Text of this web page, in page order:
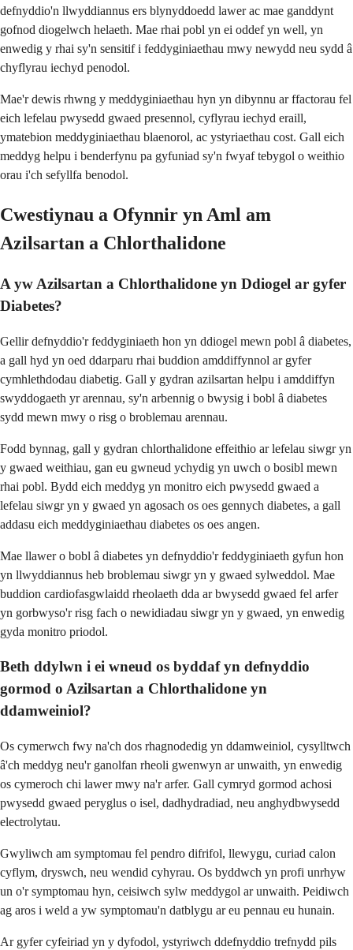
defnyddio'n llwyddiannus ers blynyddoedd lawer ac mae ganddynt
gofnod diogelwch helaeth. Mae rhai pobl yn ei oddef yn well, yn
enwedig y rhai sy'n sensitif i feddyginiaethau mwy newydd neu sydd â
chyflyrau iechyd penodol.
Mae'r dewis rhwng y meddyginiaethau hyn yn dibynnu ar ffactorau fel
eich lefelau pwysedd gwaed presennol, cyflyrau iechyd eraill,
ymatebion meddyginiaethau blaenorol, ac ystyriaethau cost. Gall eich
meddyg helpu i benderfynu pa gyfuniad sy'n fwyaf tebygol o weithio
orau i'ch sefyllfa benodol.
Cwestiynau a Ofynnir yn Aml am
Azilsartan a Chlorthalidone
A yw Azilsartan a Chlorthalidone yn Ddiogel ar gyfer
Diabetes?
Gellir defnyddio'r feddyginiaeth hon yn ddiogel mewn pobl â diabetes,
a gall hyd yn oed ddarparu rhai buddion amddiffynnol ar gyfer
cymhlethdodau diabetig. Gall y gydran azilsartan helpu i amddiffyn
swyddogaeth yr arennau, sy'n arbennig o bwysig i bobl â diabetes
sydd mewn mwy o risg o broblemau arennau.
Fodd bynnag, gall y gydran chlorthalidone effeithio ar lefelau siwgr yn
y gwaed weithiau, gan eu gwneud ychydig yn uwch o bosibl mewn
rhai pobl. Bydd eich meddyg yn monitro eich pwysedd gwaed a
lefelau siwgr yn y gwaed yn agosach os oes gennych diabetes, a gall
addasu eich meddyginiaethau diabetes os oes angen.
Mae llawer o bobl â diabetes yn defnyddio'r feddyginiaeth gyfun hon
yn llwyddiannus heb broblemau siwgr yn y gwaed sylweddol. Mae
buddion cardiofasgwlaidd rheolaeth dda ar bwysedd gwaed fel arfer
yn gorbwyso'r risg fach o newidiadau siwgr yn y gwaed, yn enwedig
gyda monitro priodol.
Beth ddylwn i ei wneud os byddaf yn defnyddio
gormod o Azilsartan a Chlorthalidone yn
ddamweiniol?
Os cymerwch fwy na'ch dos rhagnodedig yn ddamweiniol, cysylltwch
â'ch meddyg neu'r ganolfan rheoli gwenwyn ar unwaith, yn enwedig
os cymeroch chi lawer mwy na'r arfer. Gall cymryd gormod achosi
pwysedd gwaed peryglus o isel, dadhydradiad, neu anghydbwysedd
electrolytau.
Gwyliwch am symptomau fel pendro difrifol, llewygu, curiad calon
cyflym, dryswch, neu wendid cyhyrau. Os byddwch yn profi unrhyw
un o'r symptomau hyn, ceisiwch sylw meddygol ar unwaith. Peidiwch
ag aros i weld a yw symptomau'n datblygu ar eu pennau eu hunain.
Ar gyfer cyfeiriad yn y dyfodol, ystyriwch ddefnyddio trefnydd pils